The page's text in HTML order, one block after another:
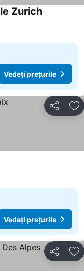
Zurich
Vedeți prețurile
Distribuiți
Vedeți prețurile
Distribuiți